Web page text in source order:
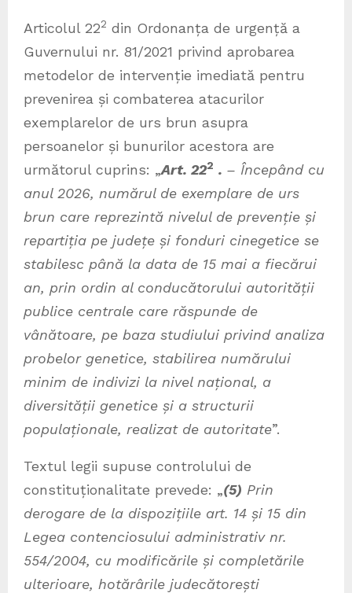
Articolul 222 din Ordonanța de urgență a
Guvernului nr. 81/2021 privind aprobarea
metodelor de intervenție imediată pentru
prevenirea și combaterea atacurilor
exemplarelor de urs brun asupra
persoanelor și bunurilor acestora are
următorul cuprins: „Art. 222 . – Începând cu
anul 2026, numărul de exemplare de urs
brun care reprezintă nivelul de prevenție și
repartiția pe județe și fonduri cinegetice se
stabilesc până la data de 15 mai a fiecărui
an, prin ordin al conducătorului autorității
publice centrale care răspunde de
vânătoare, pe baza studiului privind analiza
probelor genetice, stabilirea numărului
minim de indivizi la nivel național, a
diversității genetice și a structurii
populaționale, realizat de autoritate”.
Textul legii supuse controlului de
constituționalitate prevede: „(5) Prin
derogare de la dispozițiile art. 14 și 15 din
Legea contenciosului administrativ nr.
554/2004, cu modificările și completările
ulterioare, hotărârile judecătorești